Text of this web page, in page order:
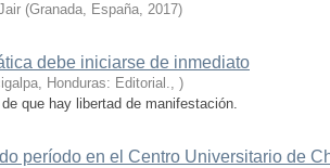
(Granada, España, 2017)
debe iniciarse de inmediato
Honduras: Editorial., )
que hay libertad de manifestación.
período en el Centro Universitario de